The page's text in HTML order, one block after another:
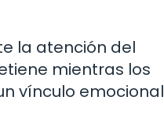
la atención del
mientras los
vínculo emocional